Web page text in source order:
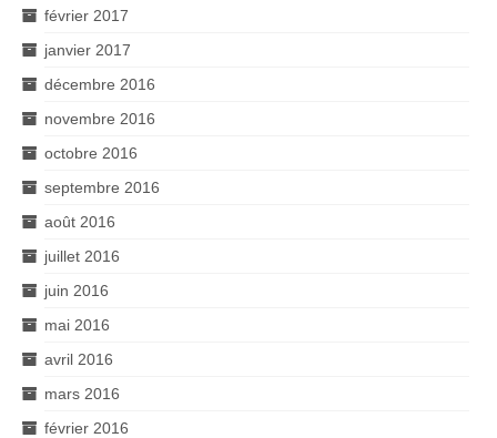
février 2017
janvier 2017
décembre 2016
novembre 2016
octobre 2016
septembre 2016
août 2016
juillet 2016
juin 2016
mai 2016
avril 2016
mars 2016
février 2016